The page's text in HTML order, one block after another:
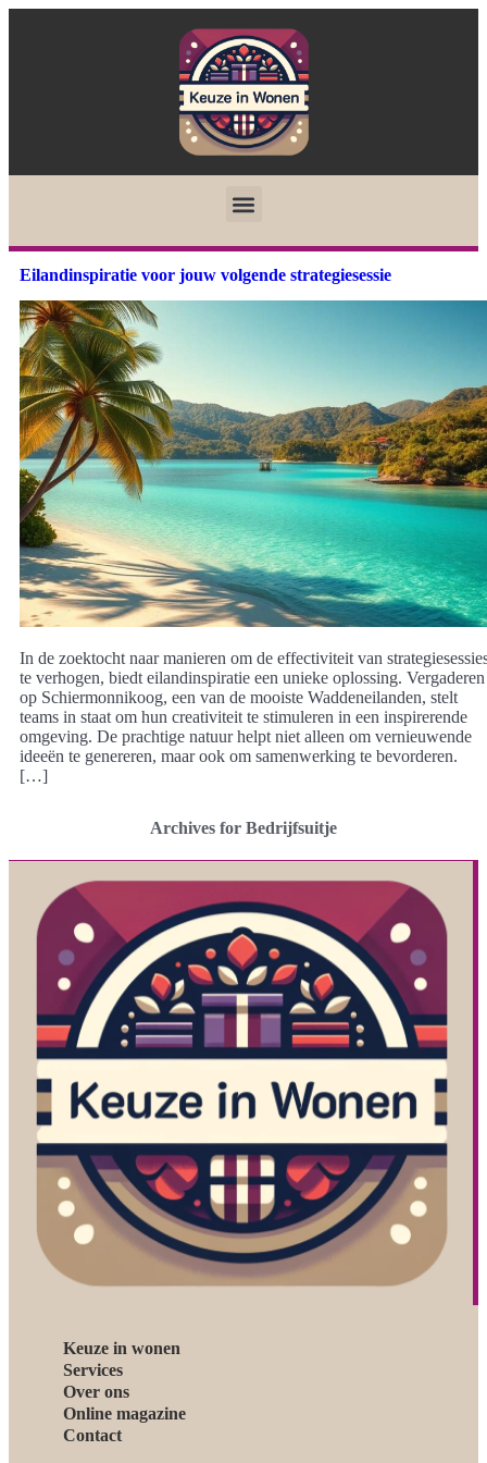
Eilandinspiratie voor jouw volgende strategiesessie
In de zoektocht naar manieren om de effectiviteit van
te verhogen, biedt eilandinspiratie een unieke oplossing. Vergaderen
op Schiermonnikoog, een van de mooiste Waddeneilanden, stelt
teams in staat om hun creativiteit te stimuleren in een inspirerende
omgeving. De prachtige natuur helpt niet alleen om vernieuwende
ideeën te genereren, maar ook om samenwerking te bevorderen.
[…]
Archives for Bedrijfsuitje
Keuze in wonen
Services
Over ons
Online magazine
Contact